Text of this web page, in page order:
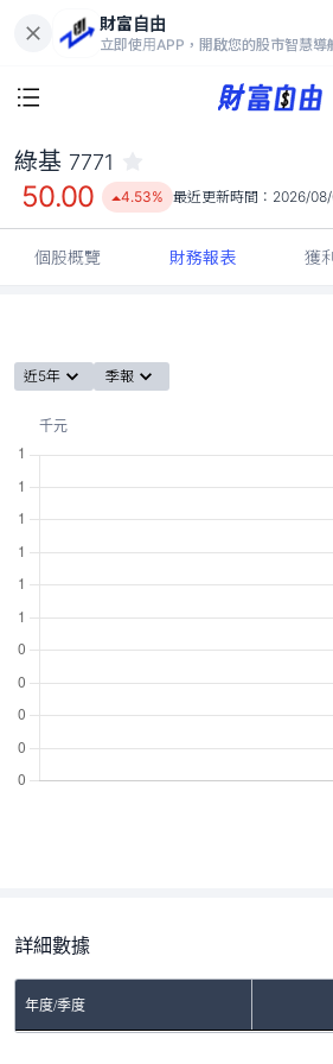
財富自由
立即使用APP，開啟您的股市智慧導
50.00
4.53%
綠基 7771
50.00 4.53% 最近更新時間： 2026/
個股概覽 財務報表 獲
近5年 季報
詳細數據
年度/季度